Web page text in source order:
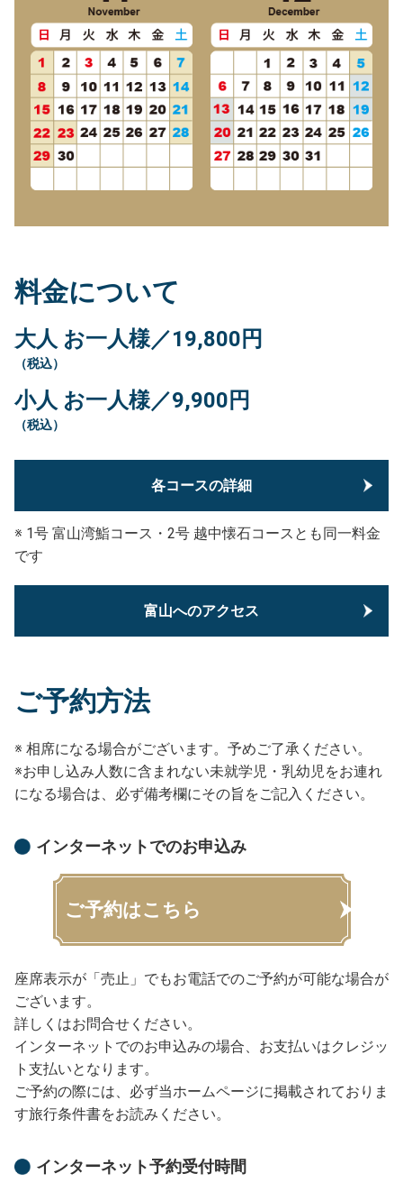
料金について
大人 お一人様／19,800円
（税込）
小人 お一人様／9,900円
（税込）
各コースの詳細
※ 1号 富山湾鮨コース・2号 越中懐石コースとも同一料金
です
富山へのアクセス
ご予約方法
※ 相席になる場合がございます。予めご了承ください。
※お申し込み人数に含まれない未就学児・乳幼児をお連れ
になる場合は、必ず備考欄にその旨をご記入ください。
インターネットでのお申込み
ご予約はこちら
座席表示が「売止」でもお電話でのご予約が可能な場合が
ございます。
詳しくはお問合せください。
インターネットでのお申込みの場合、お支払いはクレジッ
ト支払いとなります。
ご予約の際には、必ず当ホームページに掲載されておりま
す旅行条件書をお読みください。
インターネット予約受付時間